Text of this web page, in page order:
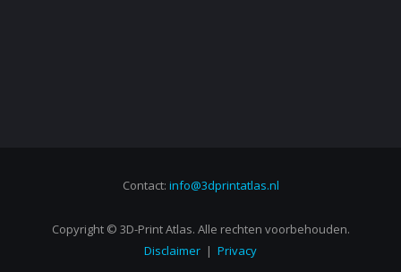
Contact: info@3dprintatlas.nl
Copyright © 3D-Print Atlas. Alle rechten voorbehouden.
Disclaimer | Privacy